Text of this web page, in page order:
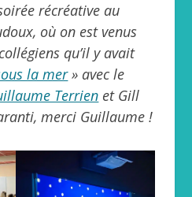
récréative au
où on est venus
qu’il y avait
la mer» avec le
Terrien et Gill
merci Guillaume !